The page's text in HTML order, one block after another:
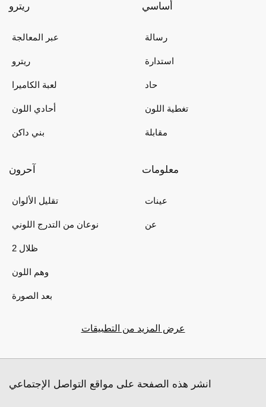
ريترو
عبر المعالجة
ريترو
لعبة الكاميرا
أحادي اللون
بني داكن
أساسي
رسالة
استدارة
حاد
تغطية اللون
مقابلة
آحرون
تقليل الألوان
نوعان من التدرج اللوني
2 ظلال
وهم اللون
بعد الصورة
معلومات
عينات
عن
عرض المزيد من التطبيقات
انشر هذه الصفحة على مواقع التواصل الإجتماعي